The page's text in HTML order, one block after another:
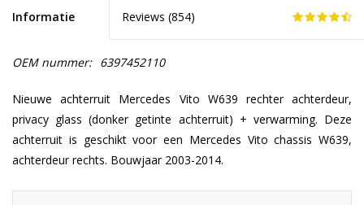
Informatie Reviews (854)
OEM nummer: 6397452110
Nieuwe achterruit Mercedes Vito W639 rechter achterdeur,
privacy glass (donker getinte achterruit) + verwarming. Deze
achterruit is geschikt voor een Mercedes Vito chassis W639,
achterdeur rechts. Bouwjaar 2003-2014.